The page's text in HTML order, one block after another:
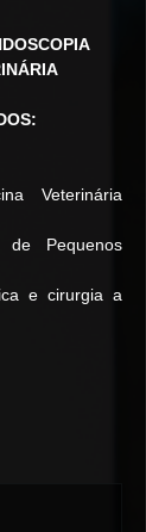
Veterinária
Pequenos
e cirurgia a